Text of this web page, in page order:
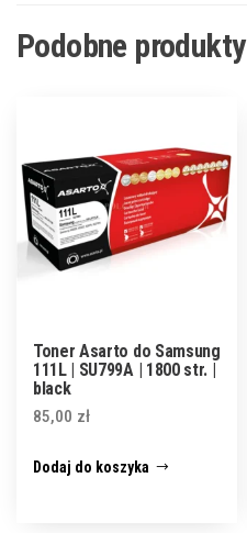
Podobne produkty
Toner Asarto do Samsung
111L | SU799A | 1800 str. |
black
85,00 zł
Dodaj do koszyka